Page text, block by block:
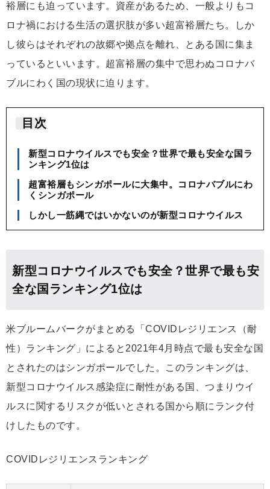
裕層にも迫っています。資産があるため、一般よりもコ
ロナ禍における生活の選択肢が多い超富裕層たち。しか
し彼らはそれぞれの故郷や拠点を離れ、とある国に集ま
っているといいます。超富裕層の集中で思わぬコロナバ
ブルにわく国の現状に迫ります。
目次
新型コロナウイルスでも安全？世界で最も安全な国ラ
ンキング1位は
超富裕層もシンガポールに大集中。コロナバブルにわ
くシンガポール
しかし一筋縄ではいかないのが新型コロナウイルス
新型コロナウイルスでも安全？世界で最も安
全な国ランキング1位は
米ブルームバークがまとめる「COVIDレジリエンス（耐
性）ランキング」によると2021年4月時点で最も安全な国
とされたのはシンガポールでした。このランキングは、
新型コロナウイルス感染症に耐性がある国、つまりウイ
ルスに関するリスクが低いとされる国から順にランク付
けしたものです。
COVIDレジリエンスランキング